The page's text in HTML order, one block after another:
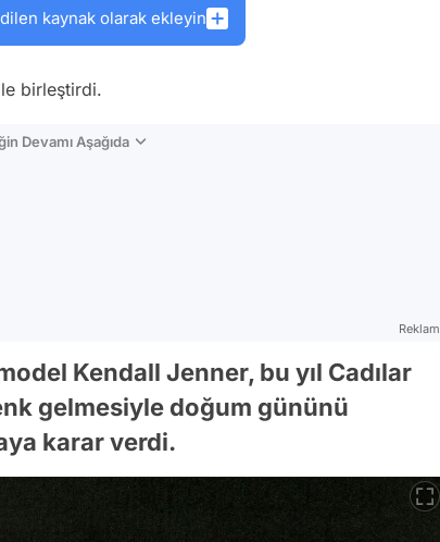
kaynak olarak ekleyin
birleştirdi.
Devamı Aşağıda
Reklam
Kendall Jenner, bu yıl Cadılar
gelmesiyle doğum gününü
karar verdi.